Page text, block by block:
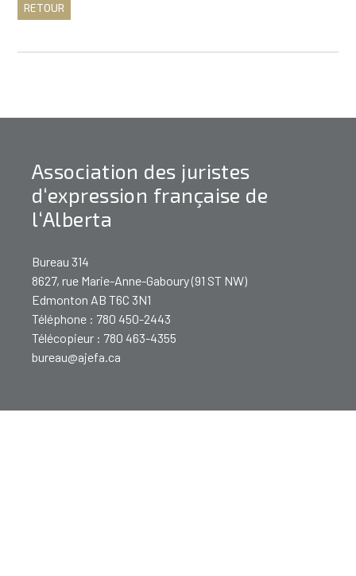
RETOUR
Association des juristes
d‘expression française de
l‘Alberta
Bureau 314
8627, rue Marie-Anne-Gaboury (91 ST NW)
Edmonton AB T6C 3N1
Téléphone : 780 450-2443
Télécopieur : 780 463-4355
bureau@ajefa.ca